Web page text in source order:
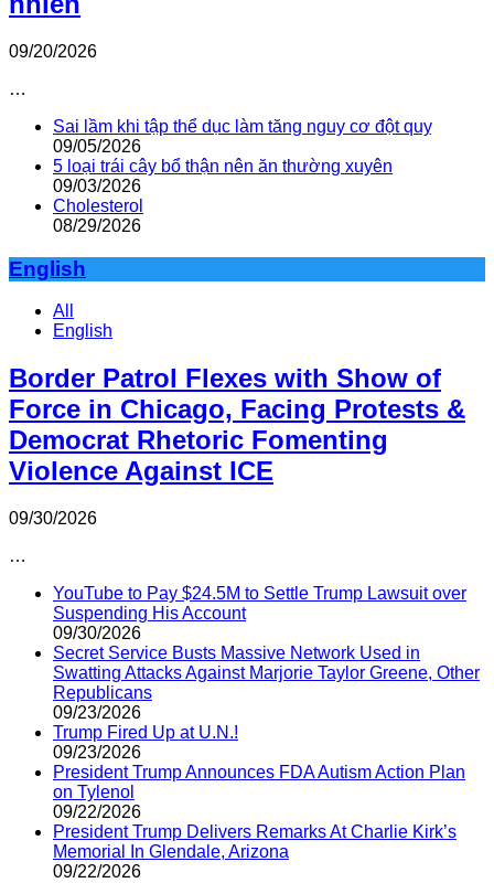
09/20/2026
…
Sai lầm khi tập thể dục làm tăng nguy cơ đột quỵ
09/05/2026
5 loại trái cây bổ thận nên ăn thường xuyên
09/03/2026
Cholesterol
08/29/2026
English
All
English
Border Patrol Flexes with Show of
Force in Chicago, Facing Protests &
Democrat Rhetoric Fomenting
Violence Against ICE
09/30/2026
…
YouTube to Pay $24.5M to Settle Trump Lawsuit over
Suspending His Account
09/30/2026
Secret Service Busts Massive Network Used in
Swatting Attacks Against Marjorie Taylor Greene, Other
Republicans
09/23/2026
Trump Fired Up at U.N.!
09/23/2026
President Trump Announces FDA Autism Action Plan
on Tylenol
09/22/2026
President Trump Delivers Remarks At Charlie Kirk’s
Memorial In Glendale, Arizona
09/22/2026